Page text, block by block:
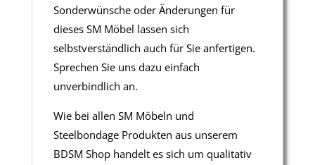
Sonderwünsche oder Änderungen für
dieses SM Möbel lassen sich
selbstverständlich auch für Sie anfertigen.
Sprechen Sie uns dazu einfach
unverbindlich an.
Wie bei allen SM Möbeln und
Steelbondage Produkten aus unserem
BDSM Shop handelt es sich um qualitativ